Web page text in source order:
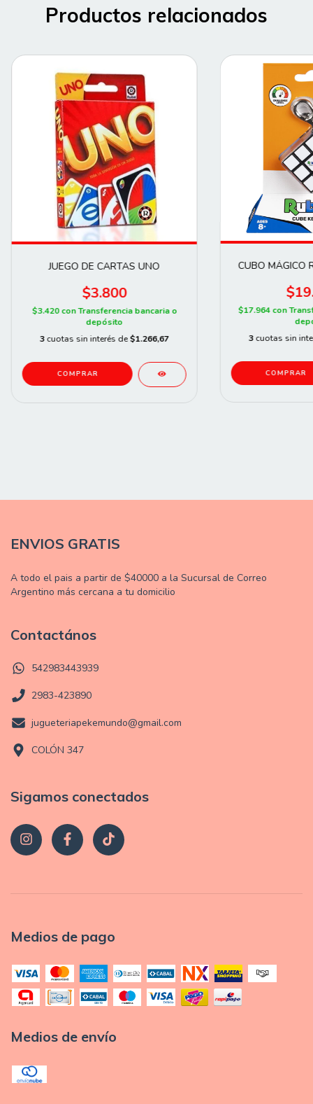
Productos relacionados
JUEGO DE CARTAS UNO
$3.800
$3.420conTransferencia bancaria o
depósito
3cuotas sin interés de$1.266,67
CUBO MÁGICO
$17.964con
3 cuotas sin
ENVIOS GRATIS
A todo el pais a partir de $40000 a la Sucursal de Correo
Argentino más cercana a tu domicilio
Contactános
542983443939
2983-423890
jugueteriapekemundo@gmail.com
COLÓN 347
Sigamos conectados
Medios de pago
Medios de envío